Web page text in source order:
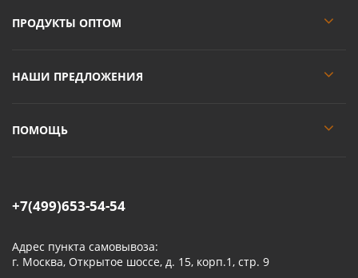
ПРОДУКТЫ ОПТОМ
НАШИ ПРЕДЛОЖЕНИЯ
ПОМОЩЬ
+7(499)653-54-54
Адрес пункта самовывоза:
г. Москва, Открытое шоссе, д. 15, корп.1, стр. 9